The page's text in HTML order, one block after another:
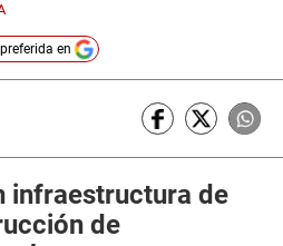
en
infraestructura de
de